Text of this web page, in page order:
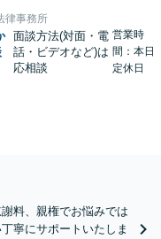
律事務所
面談方法(対面・電
話・ビデオなど)は
応相談
営業時
間：本日
定休日
料、親権でお悩みでは
寧にサポートいたしま